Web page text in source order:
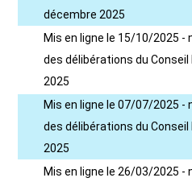
décembre 2025
Mis en ligne le 15/10/2025 -
des délibérations du
2025
Mis en ligne le 07/07/2025 -
des délibérations du Conseil
2025
Mis en ligne le 26/03/2025 -